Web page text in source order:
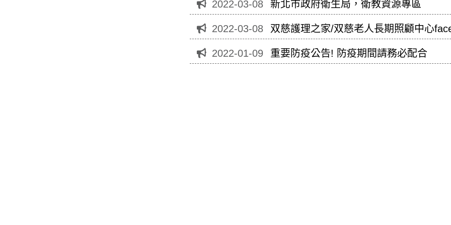
2022-03-08 新北市政府衛生局，衛教資源專區
2022-03-08 双慈護理之家/双慈老人長期照顧中心
2022-01-09 重要防疫公告! 防疫期間請務必配合